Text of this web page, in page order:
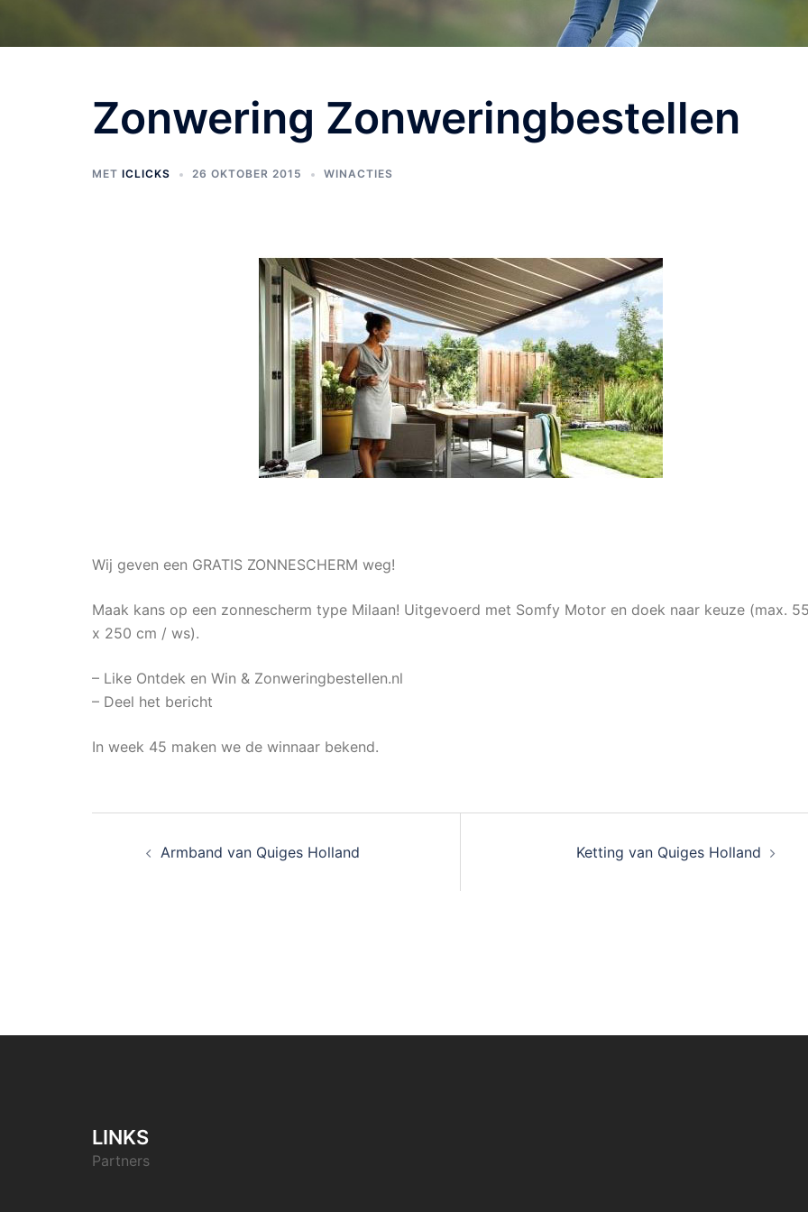
Zonwering Zonweringbestellen
MET ICLICKS 26 OKTOBER 2015 WINACTIES
Wij geven een GRATIS ZONNESCHERM weg!
Maak kans op een zonnescherm type Milaan! Uitgevoerd met Somfy Motor en doek naar keuze (max.
x 250 cm / ws).
– Like Ontdek en Win & Zonweringbestellen.nl
– Deel het bericht
In week 45 maken we de winnaar bekend.
Armband van Quiges Holland Ketting van Quiges Holland
LINKS
Partners